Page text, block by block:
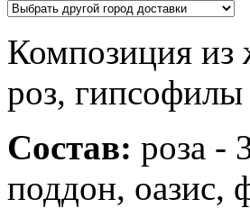
Композиция из
роз, гипсофилы
Состав: роза -
поддон, оазис,